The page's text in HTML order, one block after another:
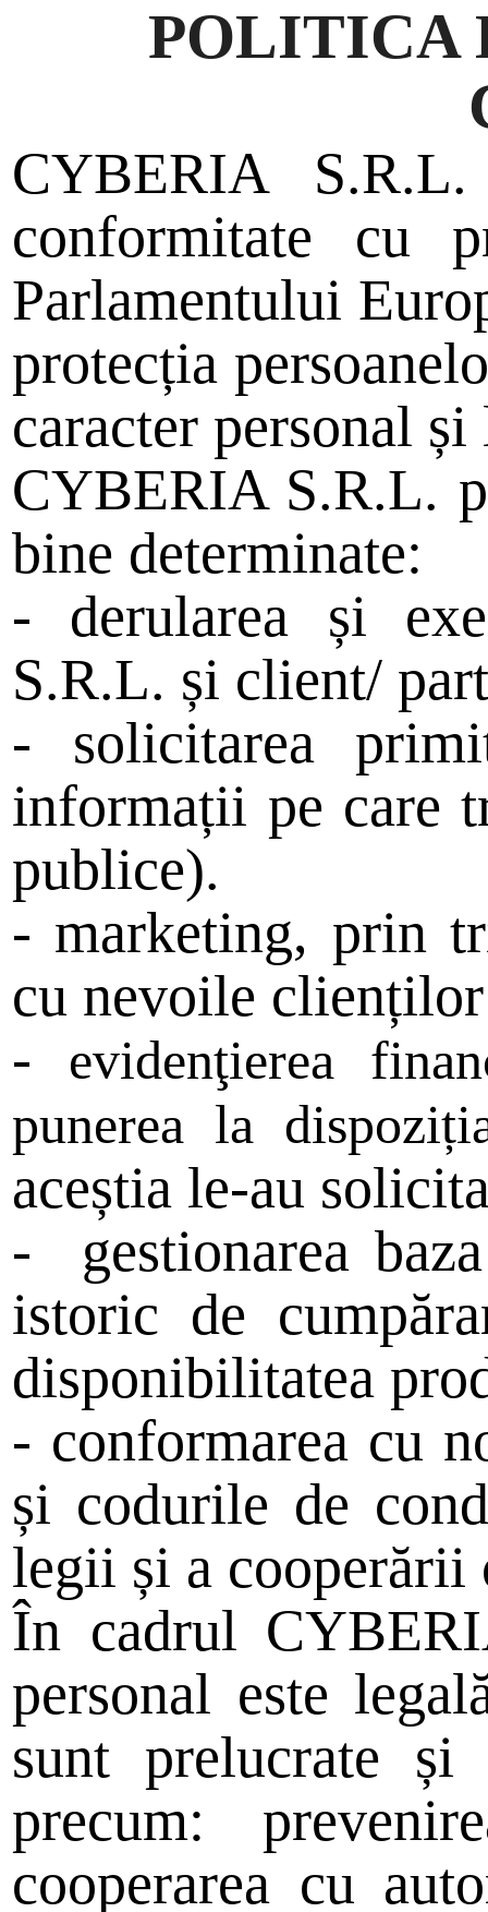
POLITICA
CYBERIA
conformitate cu
Parlamentului
protecția
caracter personal
CYBERIA S.R.L.
bine determinate:
- derularea și
S.R.L. și client/
- solicitarea
informații pe care
publice).
- marketing, prin
cu nevoile
- evidenţierea
punerea la
aceștia le-au
-
gestionarea
istoric de
disponibilitatea
- conformarea cu
și codurile de
legii și a cooperării
În cadrul
personal este
sunt prelucrate și
precum:
cooperarea cu